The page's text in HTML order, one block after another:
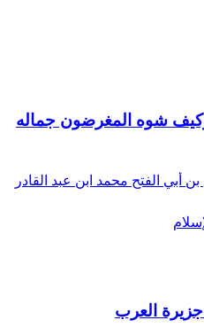
وكيف شوه المغرضون جماله
الفتح محمد ابن عبد القادر
الجيلاني الحسني
العرب